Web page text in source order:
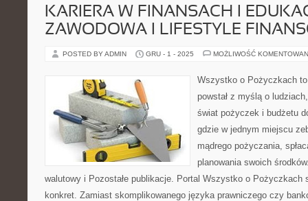
KARIERA W FINANSACH I
ZAWODOWA I LIFESTYLE
POSTED BY ADMIN GRU - 1 - 2025 MOŻLIWOŚĆ
Wszystko o Pożyczkach
powstał z myślą o
świat pożyczek i budżetu
gdzie w jednym miejscu
mądrego pożyczania,
planowania swoich
walutowy i Pozostałe publikacje. Portal Wszystko o Pożyczkach
konkret. Zamiast skomplikowanego języka prawniczego czy